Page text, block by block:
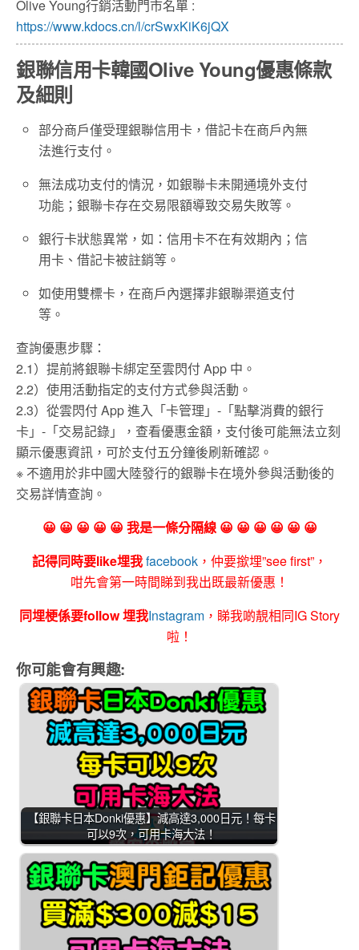
Olive Young行銷活動門市名單 :
https://www.kdocs.cn/l/crSwxKiK6jQX
銀聯信用卡韓國Olive Young優惠條款
及細則
部分商戶僅受理銀聯信用卡，借記卡在商戶內無
法進行支付。
無法成功支付的情況，如銀聯卡未開通境外支付
功能；銀聯卡存在交易限額導致交易失敗等。
銀行卡狀態異常，如：信用卡不在有效期內；信
用卡、借記卡被註銷等。
如使用雙標卡，在商戶內選擇非銀聯渠道支付
等。
查詢優惠步驟：
2.1）提前將銀聯卡綁定至雲閃付 App 中。
2.2）使用活動指定的支付方式參與活動。
2.3）從雲閃付 App 進入「卡管理」-「點擊消費的銀行
卡」-「交易記錄」，查看優惠金額，支付後可能無法立刻
顯示優惠資訊，可於支付五分鐘後刷新確認。
※ 不適用於非中國大陸發行的銀聯卡在境外參與活動後的
交易詳情查詢。
😀 😀 😀 😀 😀 我是一條分隔線 😀 😀 😀 😀 😀 😀
記得同時要like埋我facebook ，仲要撳埋”see first”，
咁先會第一時間睇到我出既最新優惠！
同埋梗係要follow 埋我Instagram ，睇我啲靚相同IG Story
啦！
你可能會有興趣:
【銀聯卡日本Donki優惠】減高達3,000日元！每卡
可以9次，可用卡海大法！